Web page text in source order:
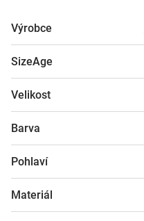
Výrobce
SizeAge
Velikost
Barva
Pohlaví
Materiál